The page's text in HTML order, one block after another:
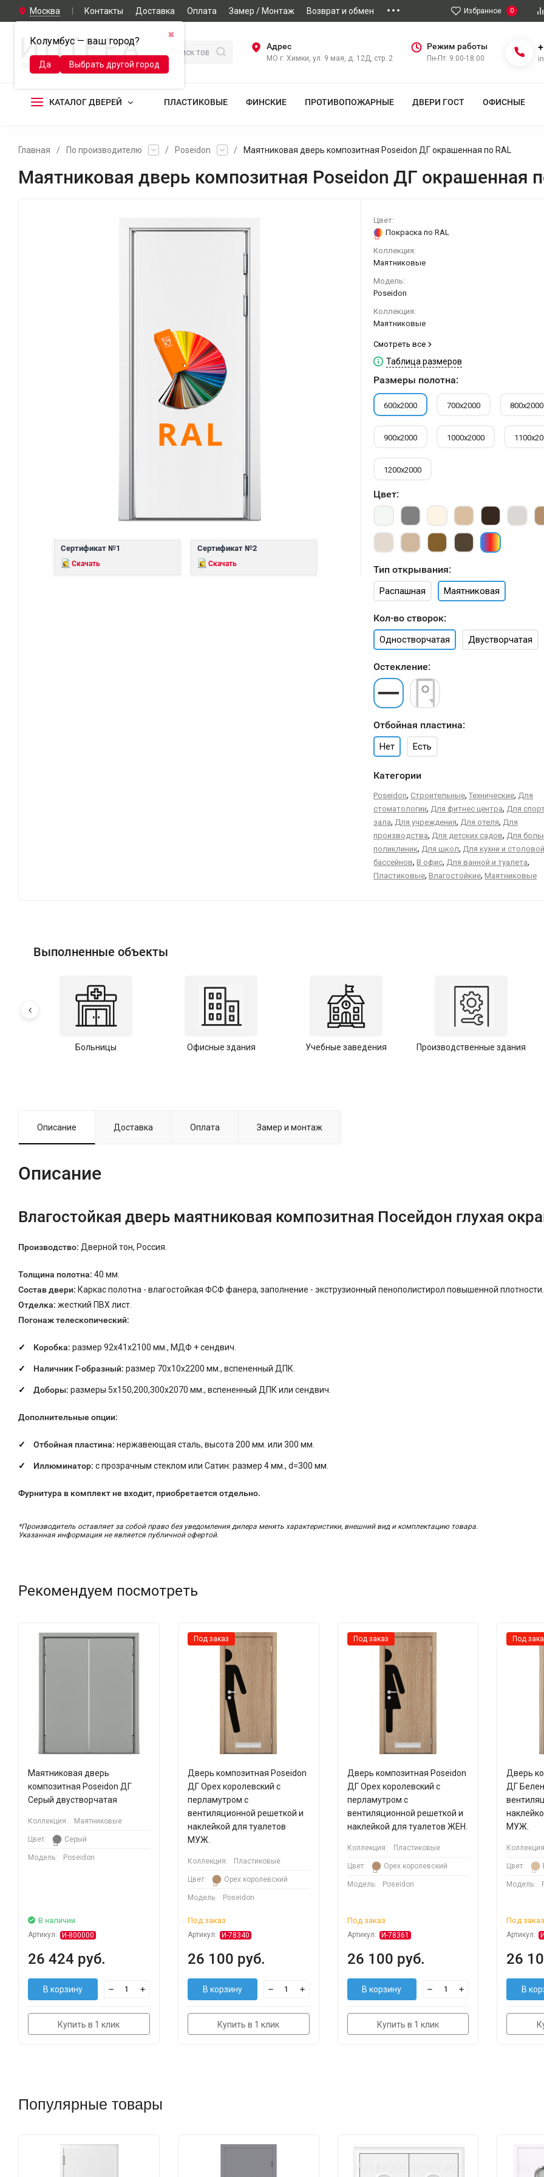
Москва
✖
Колумбус — ваш город?
Да Выбрать другой город
Контакты Доставка Оплата Замер / Монтаж Возврат и обмен Избранное 0
Адрес
МО г. Химки, ул. 9 мая, д. 12Д, стр. 2
Режим работы
Пн-Пт: 9:00-18:00
КАТАЛОГ ДВЕРЕЙ ПЛАСТИКОВЫЕ ФИНСКИЕ ПРОТИВОПОЖАРНЫЕ ДВЕРИ ГОСТ ОФИСНЫЕ
Главная / По производителю / Poseidon / Маятниковая дверь композитная Poseidon ДГ окрашенная по RAL
Маятниковая дверь композитная Poseidon ДГ окрашенная
Сертификат №1
Скачать
Сертификат №2
Скачать
Цвет:
Покраска по RAL
Коллекция:
Маятниковые
Модель:
Poseidon
Коллекция:
Маятниковые
Смотреть все
Таблица размеров
Размеры полотна:
600х2000 700х2000 800х2000
900х2000 1000х2000
1200х2000
Цвет:
Тип открывания:
Распашная Маятниковая
Кол-во створок:
Одностворчатая Двустворчатая
Остекление:
Отбойная пластина:
Нет Есть
Категории
Poseidon, Строительные,Технические, Для
стоматологии, Для фитнес центра, Для
зала, Для учреждения, Для отеля, Для
производства, Для детских садов, Для
поликлиник, Для школ, Для кухни и
бассейнов, В офис, Для ванной и туалета,
Пластиковые, Влагостойкие, Маятниковые
Выполненные объекты
Больницы Офисные здания Учебные заведения Производственные здания
Описание Доставка Оплата Замер и монтаж
Описание
Влагостойкая дверь маятниковая композитная Посейдон глухая
Производство: Дверной тон, Россия.
Толщина полотна: 40 мм.
Состав двери: Каркас полотна - влагостойкая ФСФ фанера, заполнение - экструзионный пенополистирол повышенной плотности.
Отделка: жесткий ПВХ лист.
Погонаж телескопический:
Коробка: размер 92х41х2100 мм., МДФ + сендвич.
Наличник Г-образный: размер 70х10х2200 мм., вспененный ДПК.
Доборы: размеры 5х150,200,300х2070 мм., вспененный ДПК или сендвич.
Дополнительные опции:
Отбойная пластина: нержавеющая сталь, высота 200 мм. или 300 мм.
Иллюминатор: с прозрачным стеклом или Сатин: размер 4 мм., d=300 мм.
Фурнитура в комплект не входит, приобретается отдельно.
*Производитель оставляет за собой право без уведомления дилера менять характеристики, внешний вид и комплектацию товара.
Указанная информация не является публичной офертой.
Рекомендуем посмотреть
Маятниковая дверь
композитная Poseidon ДГ
Серый двустворчатая
Коллекция: Маятниковые
Цвет: Серый
Модель: Poseidon
В наличии
Артикул: И-800000
26 424 руб.
В корзину
Купить в 1 клик
Под заказ
Дверь композитная Poseidon
ДГ Орех королевский с
перламутром с
вентиляционной решеткой и
наклейкой для туалетов
МУЖ.
Коллекция: Пластиковые
Цвет: Орех королевский
Модель: Poseidon
Под заказ
Артикул: И-78340
26 100 руб.
В корзину
Купить в 1 клик
Под заказ
Дверь композитная Poseidon
ДГ Орех королевский с
перламутром с
вентиляционной решеткой и
наклейкой для туалетов ЖЕН.
Коллекция: Пластиковые
Цвет: Орех королевский
Модель: Poseidon
Под заказ
Артикул: И-78361
26 100 руб.
В корзину
Купить в 1 клик
Под
Дверь
ДГ
МУЖ.
Цвет:
Модель:
Под
Артикул:
26
В
Популярные товары